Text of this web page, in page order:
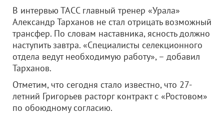
В интервью ТАСС главный тренер «Урала»
Александр Тарханов не стал отрицать возможный
трансфер. По словам наставника, ясность должно
наступить завтра. «Специалисты селекционного
отдела ведут необходимую работу», – добавил
Тарханов.
Отметим, что сегодня стало известно, что 27-
летний Григорьев расторг контракт с «Ростовом»
по обоюдному согласию.